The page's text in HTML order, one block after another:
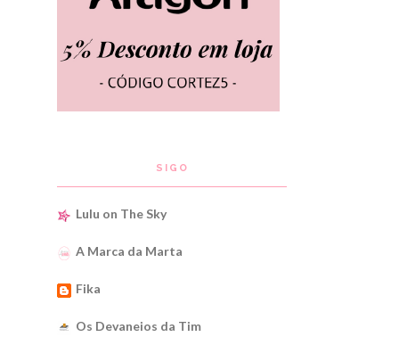
SIGO
Lulu on The Sky
A Marca da Marta
Fika
Os Devaneios da Tim